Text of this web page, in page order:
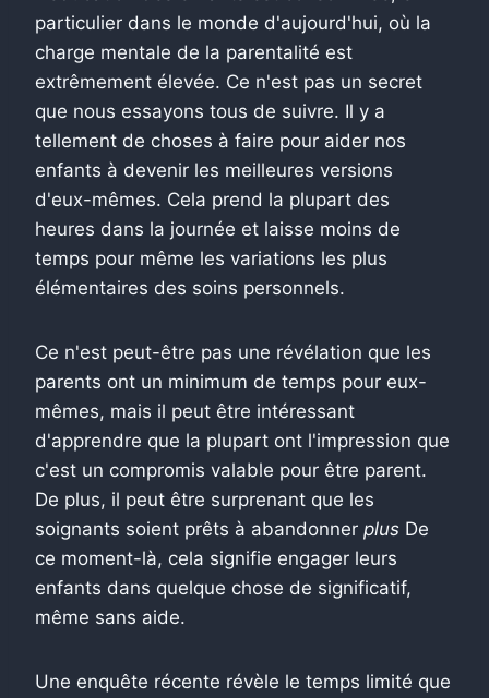
particulier dans le monde d'aujourd'hui, où la
charge mentale de la parentalité est
extrêmement élevée. Ce n'est pas un secret
que nous essayons tous de suivre. Il y a
tellement de choses à faire pour aider nos
enfants à devenir les meilleures versions
d'eux-mêmes. Cela prend la plupart des
heures dans la journée et laisse moins de
temps pour même les variations les plus
élémentaires des soins personnels.
Ce n'est peut-être pas une révélation que les
parents ont un minimum de temps pour eux-
mêmes, mais il peut être intéressant
d'apprendre que la plupart ont l'impression que
c'est un compromis valable pour être parent.
De plus, il peut être surprenant que les
soignants soient prêts à abandonner plus De
ce moment-là, cela signifie engager leurs
enfants dans quelque chose de significatif,
même sans aide.
Une enquête récente révèle le temps limité que